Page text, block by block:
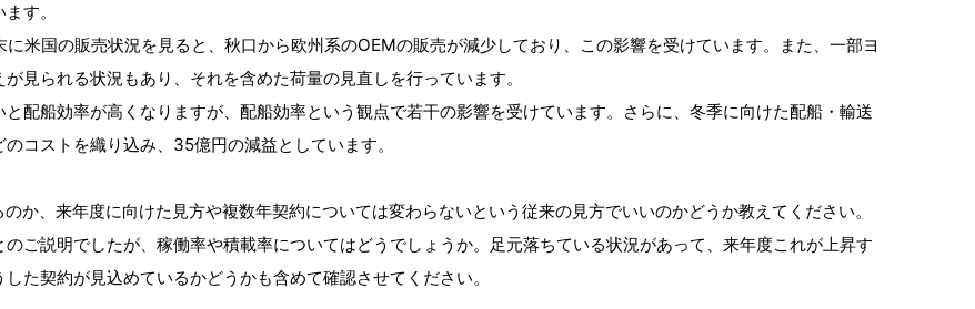
す。
米国の販売状況を見ると、秋口から欧州系のOEMの販売が減少しており、この影響を受けています。また、一部ヨ
見られる状況もあり、それを含めた荷量の見直しを行っています。
配船効率が高くなりますが、配船効率という観点で若干の影響を受けています。さらに、冬季に向けた配船・輸送
コストを織り込み、35億円の減益としています。
か、来年度に向けた見方や複数年契約については変わらないという従来の見方でいいのかどうか教えてください。
ご説明でしたが、稼働率や積載率についてはどうでしょうか。足元落ちている状況があって、来年度これが上昇す
契約が見込めているかどうかも含めて確認させてください。